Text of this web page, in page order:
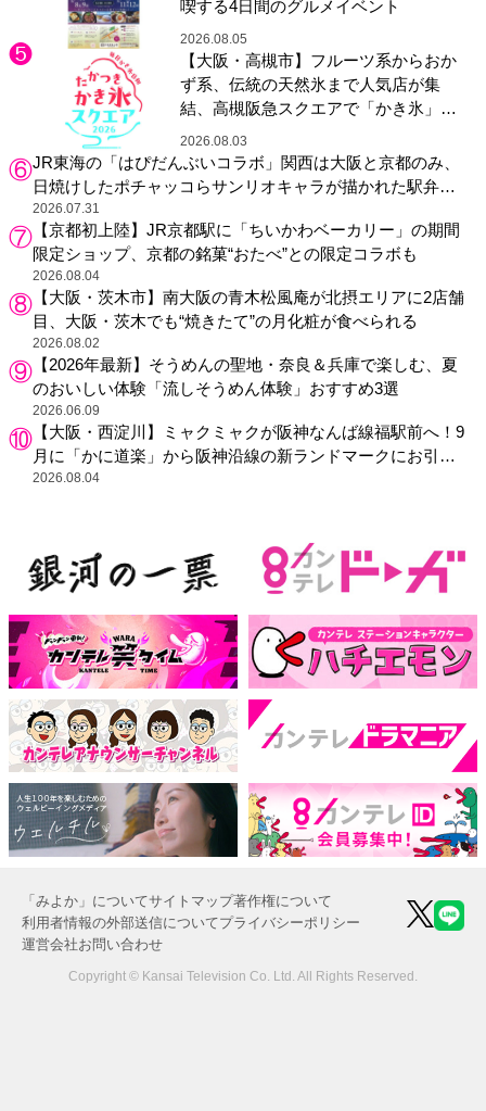
喫する4日間のグルメイベント
2026.08.05
【大阪・高槻市】フルーツ系からおか
ず系、伝統の天然氷まで人気店が集
結、高槻阪急スクエアで「かき氷」祭
り
2026.08.03
JR東海の「はぴだんぶいコラボ」関西は大阪と京都のみ、
日焼けしたポチャッコらサンリオキャラが描かれた駅弁や
グッズが登場
2026.07.31
【京都初上陸】JR京都駅に「ちいかわベーカリー」の期間
限定ショップ、京都の銘菓“おたべ”との限定コラボも
2026.08.04
【大阪・茨木市】南大阪の青木松風庵が北摂エリアに2店舗
目、大阪・茨木でも“焼きたて”の月化粧が食べられる
2026.08.02
【2026年最新】そうめんの聖地・奈良＆兵庫で楽しむ、夏
のおいしい体験「流しそうめん体験」おすすめ3選
2026.06.09
【大阪・西淀川】ミャクミャクが阪神なんば線福駅前へ！9
月に「かに道楽」から阪神沿線の新ランドマークにお引っ
越し
2026.08.04
「みよか」についてサイトマップ著作権について
利用者情報の外部送信についてプライバシーポリシー
運営会社お問い合わせ
Copyright © Kansai Television Co. Ltd. All Rights Reserved.